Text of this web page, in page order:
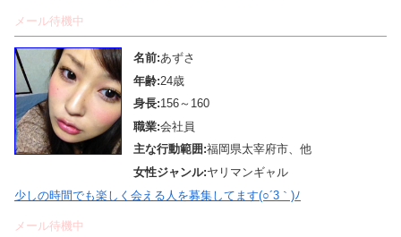
メール待機中
名前:あずさ
年齢:24歳
身長:156～160
職業:会社員
主な行動範囲:福岡県太宰府市、他
女性ジャンル:ヤリマンギャル
少しの時間でも楽しく会える人を募集してます(○´3｀)ﾉ
メール待機中